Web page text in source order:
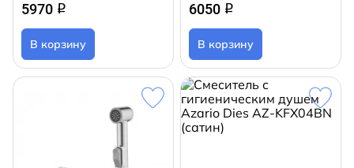
5970 q
В корзину
6050 q
В корзину